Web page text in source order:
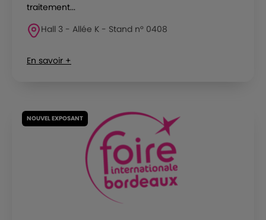
traitement...
Hall 3 - Allée K - Stand n° 0408
En savoir +
NOUVEL EXPOSANT